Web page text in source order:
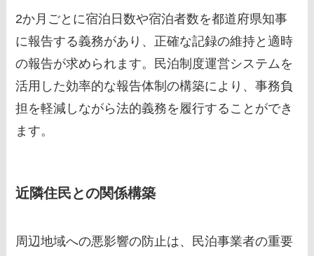
2か月ごとに宿泊日数や宿泊者数を都道府県知事
に報告する義務があり、正確な記録の維持と適時
の報告が求められます。民泊制度運営システムを
活用した効率的な報告体制の構築により、事務負
担を軽減しながら法的義務を履行することができ
ます。
近隣住民との関係構築
周辺地域への悪影響の防止は、民泊事業者の重要